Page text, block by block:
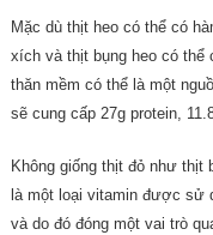
Mặc dù thịt heo có thể có
xích và thịt bụng heo có thể
thăn mềm có thể là một
sẽ cung cấp 27g protein,
Không giống thịt đỏ như
là một loại vitamin được sử
và do đó đóng một vai trò